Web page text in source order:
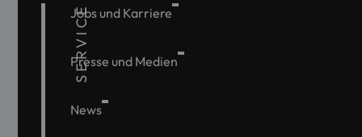
SERVICE
Jobs und Karriere
Presse und Medien
News